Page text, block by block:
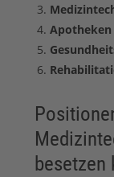
Apotheken